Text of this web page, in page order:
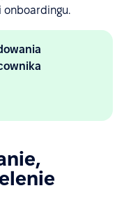
onboardingu.